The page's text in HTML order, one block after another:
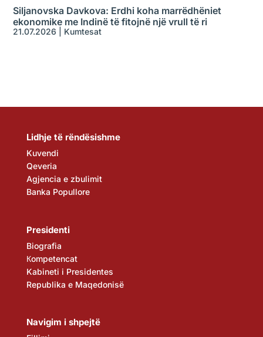
Siljanovska Davkova: Erdhi koha marrëdhëniet
ekonomike me Indinë të fitojnë një vrull të ri
21.07.2026 Kumtesat
Lidhje të rëndësishme
Kuvendi
Qeveria
Agjencia e zbulimit
Banka Popullore
Presidenti
Biografia
Кompetencat
Kabineti i Presidentes
Republika e Maqedonisë
Navigim i shpejtë